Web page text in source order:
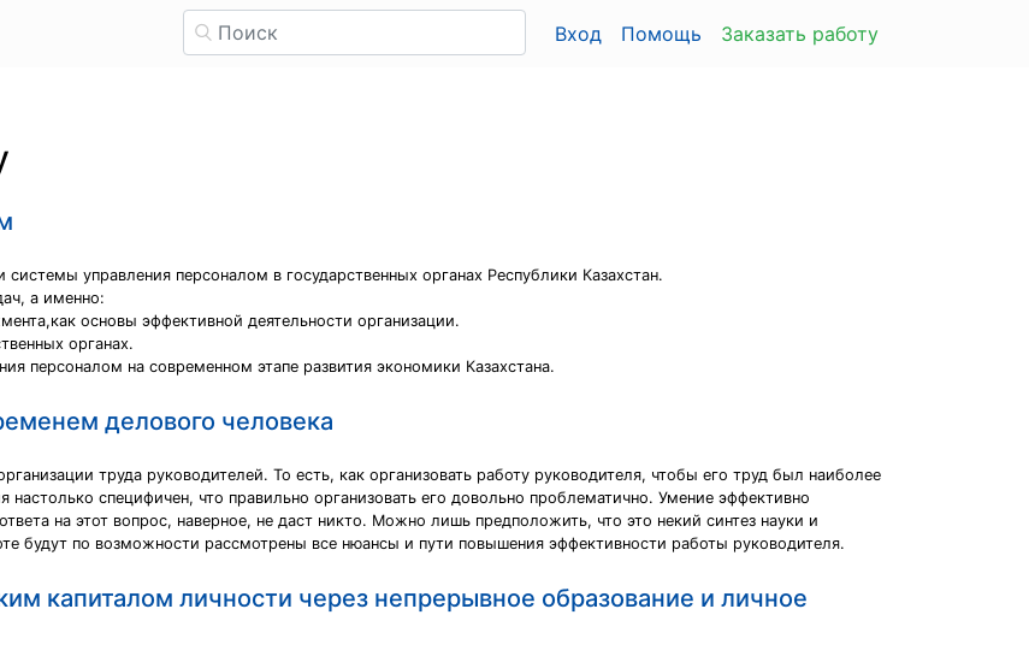
Вход Помощь Заказать работу
управления персоналом в государственных органах Республики Казахстан.
а именно:
основы эффективной деятельности организации.
органах.
персоналом на современном этапе развития экономики Казахстана.
делового человека
труда руководителей. То есть, как организовать работу руководителя, чтобы его труд был наиболее
специфичен, что правильно организовать его довольно проблематично. Умение эффективно
на этот вопрос, наверное, не даст никто. Можно лишь предположить, что это некий синтез науки и
будут по возможности рассмотрены все нюансы и пути повышения эффективности работы руководителя.
капиталом личности через непрерывное образование и личное